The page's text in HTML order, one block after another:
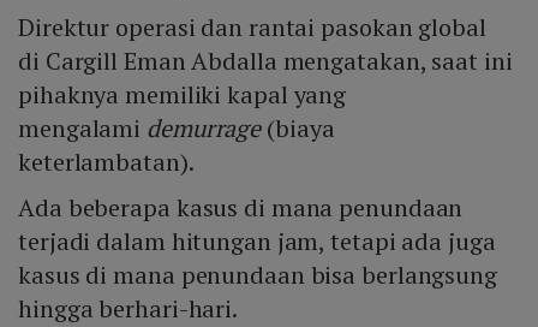
Direktur operasi dan rantai pasokan global
di Cargill Eman Abdalla mengatakan, saat ini
pihaknya memiliki kapal yang
mengalami demurrage(biaya
keterlambatan).
Ada beberapa kasus di mana penundaan
terjadi dalam hitungan jam, tetapi ada juga
kasus di mana penundaan bisa berlangsung
hingga berhari-hari.